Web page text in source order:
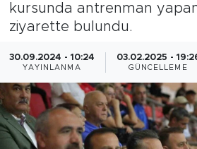
kursunda antrenman
ziyarette bulundu.
30.09.2024 - 10:24
YAYINLANMA
03.02.2025 -
GÜNCELLEME
Sanat
Bölge
Teknoloji
Magazin